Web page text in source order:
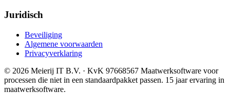
Juridisch
Beveiliging
Algemene voorwaarden
Privacyverklaring
© 2026 Meierij IT B.V. · KvK 97668567 Maatwerksoftware voor
processen die niet in een standaardpakket passen. 15 jaar ervaring in
maatwerksoftware.